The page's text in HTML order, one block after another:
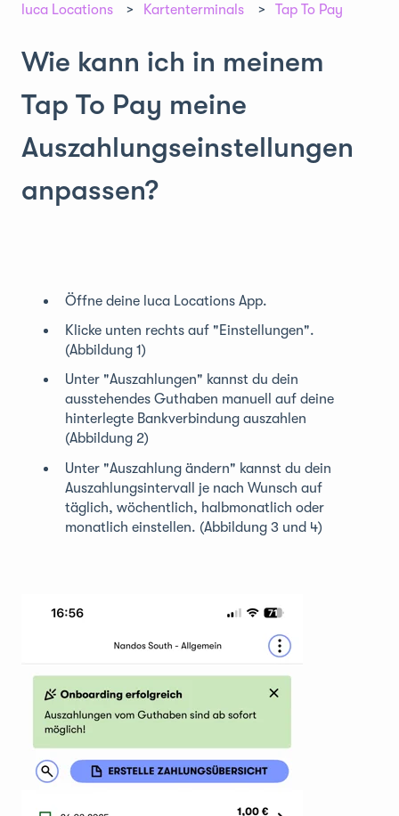
luca Locations Kartenterminals Tap To Pay
Wie kann ich in meinem
Tap To Pay meine
Auszahlungseinstellungen
anpassen?
Öffne deine luca Locations App.
Klicke unten rechts auf "Einstellungen".
(Abbildung 1)
Unter "Auszahlungen" kannst du dein
ausstehendes Guthaben manuell auf deine
hinterlegte Bankverbindung auszahlen
(Abbildung 2)
Unter "Auszahlung ändern" kannst du dein
Auszahlungsintervall je nach Wunsch auf
täglich, wöchentlich, halbmonatlich oder
monatlich einstellen. (Abbildung 3 und 4)